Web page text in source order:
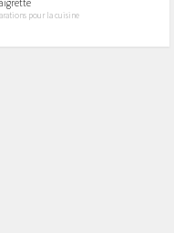
pour la cuisine